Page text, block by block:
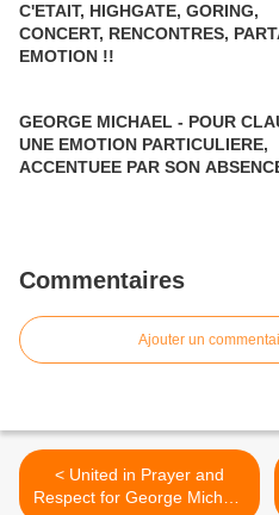
C'ETAIT, HIGHGATE, GORING,
CONCERT, RENCONTRES,
EMOTION !!
GEORGE MICHAEL - POUR
UNE EMOTION PARTICULIERE,
ACCENTUEE PAR SON
Commentaires
Ajouter un
< United in Prayer and
Respect for George Michael